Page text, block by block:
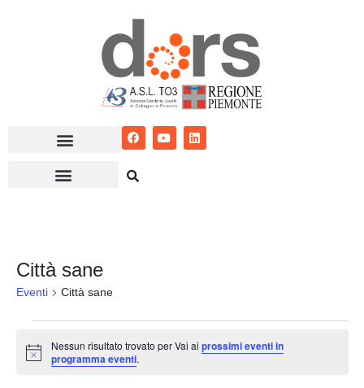
Città sane
Eventi Città sane
Notice
Nessun risultato trovato per Vai aiprossimi eventi in
programma eventi.